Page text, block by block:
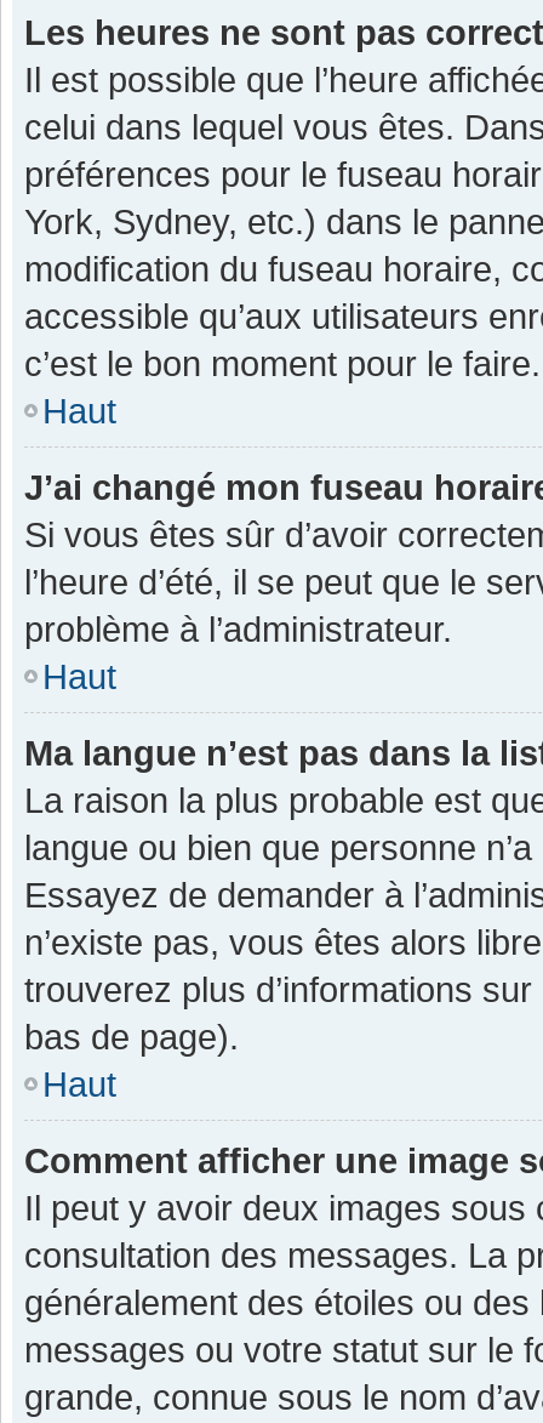
Les heures ne sont pas
Il est possible que l’heure
celui dans lequel vous êtes.
préférences pour le fuseau
York, Sydney, etc.) dans le
modification du fuseau horaire,
accessible qu’aux utilisateurs
c’est le bon moment pour le faire.
Haut
J’ai changé mon fuseau
Si vous êtes sûr d’avoir
l’heure d’été, il se peut que le
problème à l’administrateur.
Haut
Ma langue n’est pas dans la
La raison la plus probable est
langue ou bien que personne
Essayez de demander à
n’existe pas, vous êtes alors
trouverez plus d’informations
bas de page).
Haut
Comment afficher une image
Il peut y avoir deux images sous
consultation des messages. La
généralement des étoiles ou
messages ou votre statut sur le
grande, connue sous le nom